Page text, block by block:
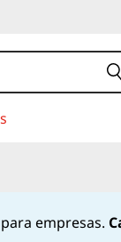
número0800-
item 2 of 4